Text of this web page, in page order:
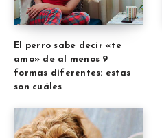
El perro sabe decir «te
amo» de al menos 9
formas diferentes: estas
son cuáles